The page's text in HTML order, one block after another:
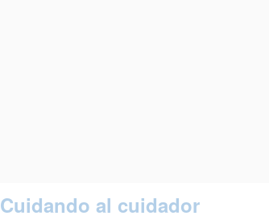
Cuidando al cuidador